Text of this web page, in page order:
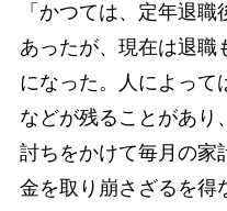
「かつては、定年退
あったが、現在は退職
になった。人によって
などが残ることがあり
討ちをかけて毎月の家
金を取り崩さざるを得